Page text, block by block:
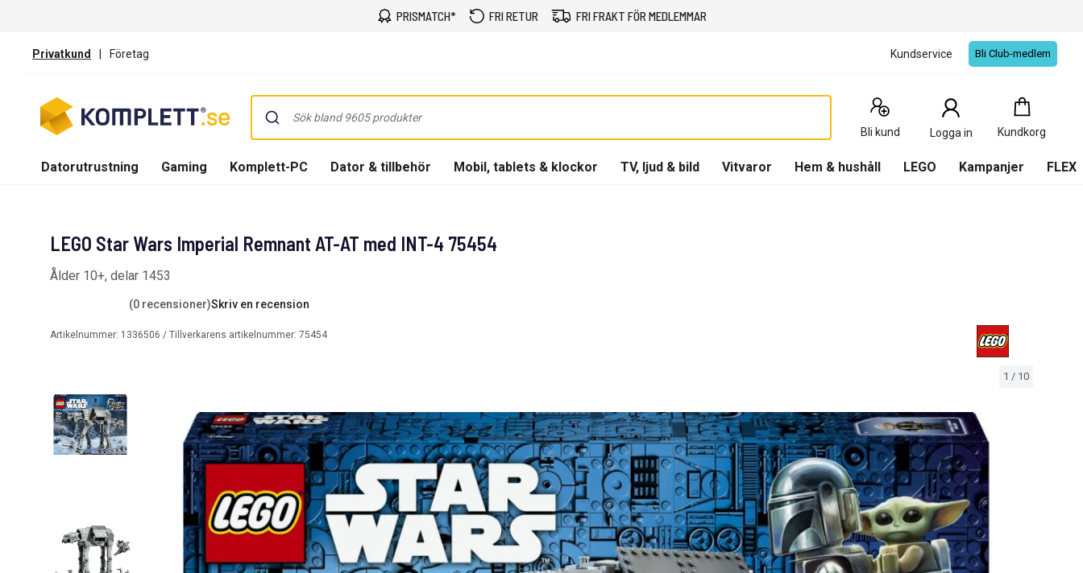
PRISMATCH* FRI RETUR FRI FRAKT FÖR MEDLEMMAR
Privatkund | Företag Kundservice Bli Club-medlem
Bli kund Logga in Kundkorg
Kundkorg
0
Produkter
Datorutrustning Gaming Komplett-PC Dator & tillbehör Mobil, tablets & klockor TV, ljud & bild Vitvaror Hem & hushåll LEGO Kampanjer FLEX
1 / 10
LEGO Star Wars Imperial Remnant AT-AT med INT-4 75454
Ålder 10+, delar 1453
(0 recensioner)Skriv en recension
Artikelnummer: 1336506 / Tillverkarens artikelnummer: 75454